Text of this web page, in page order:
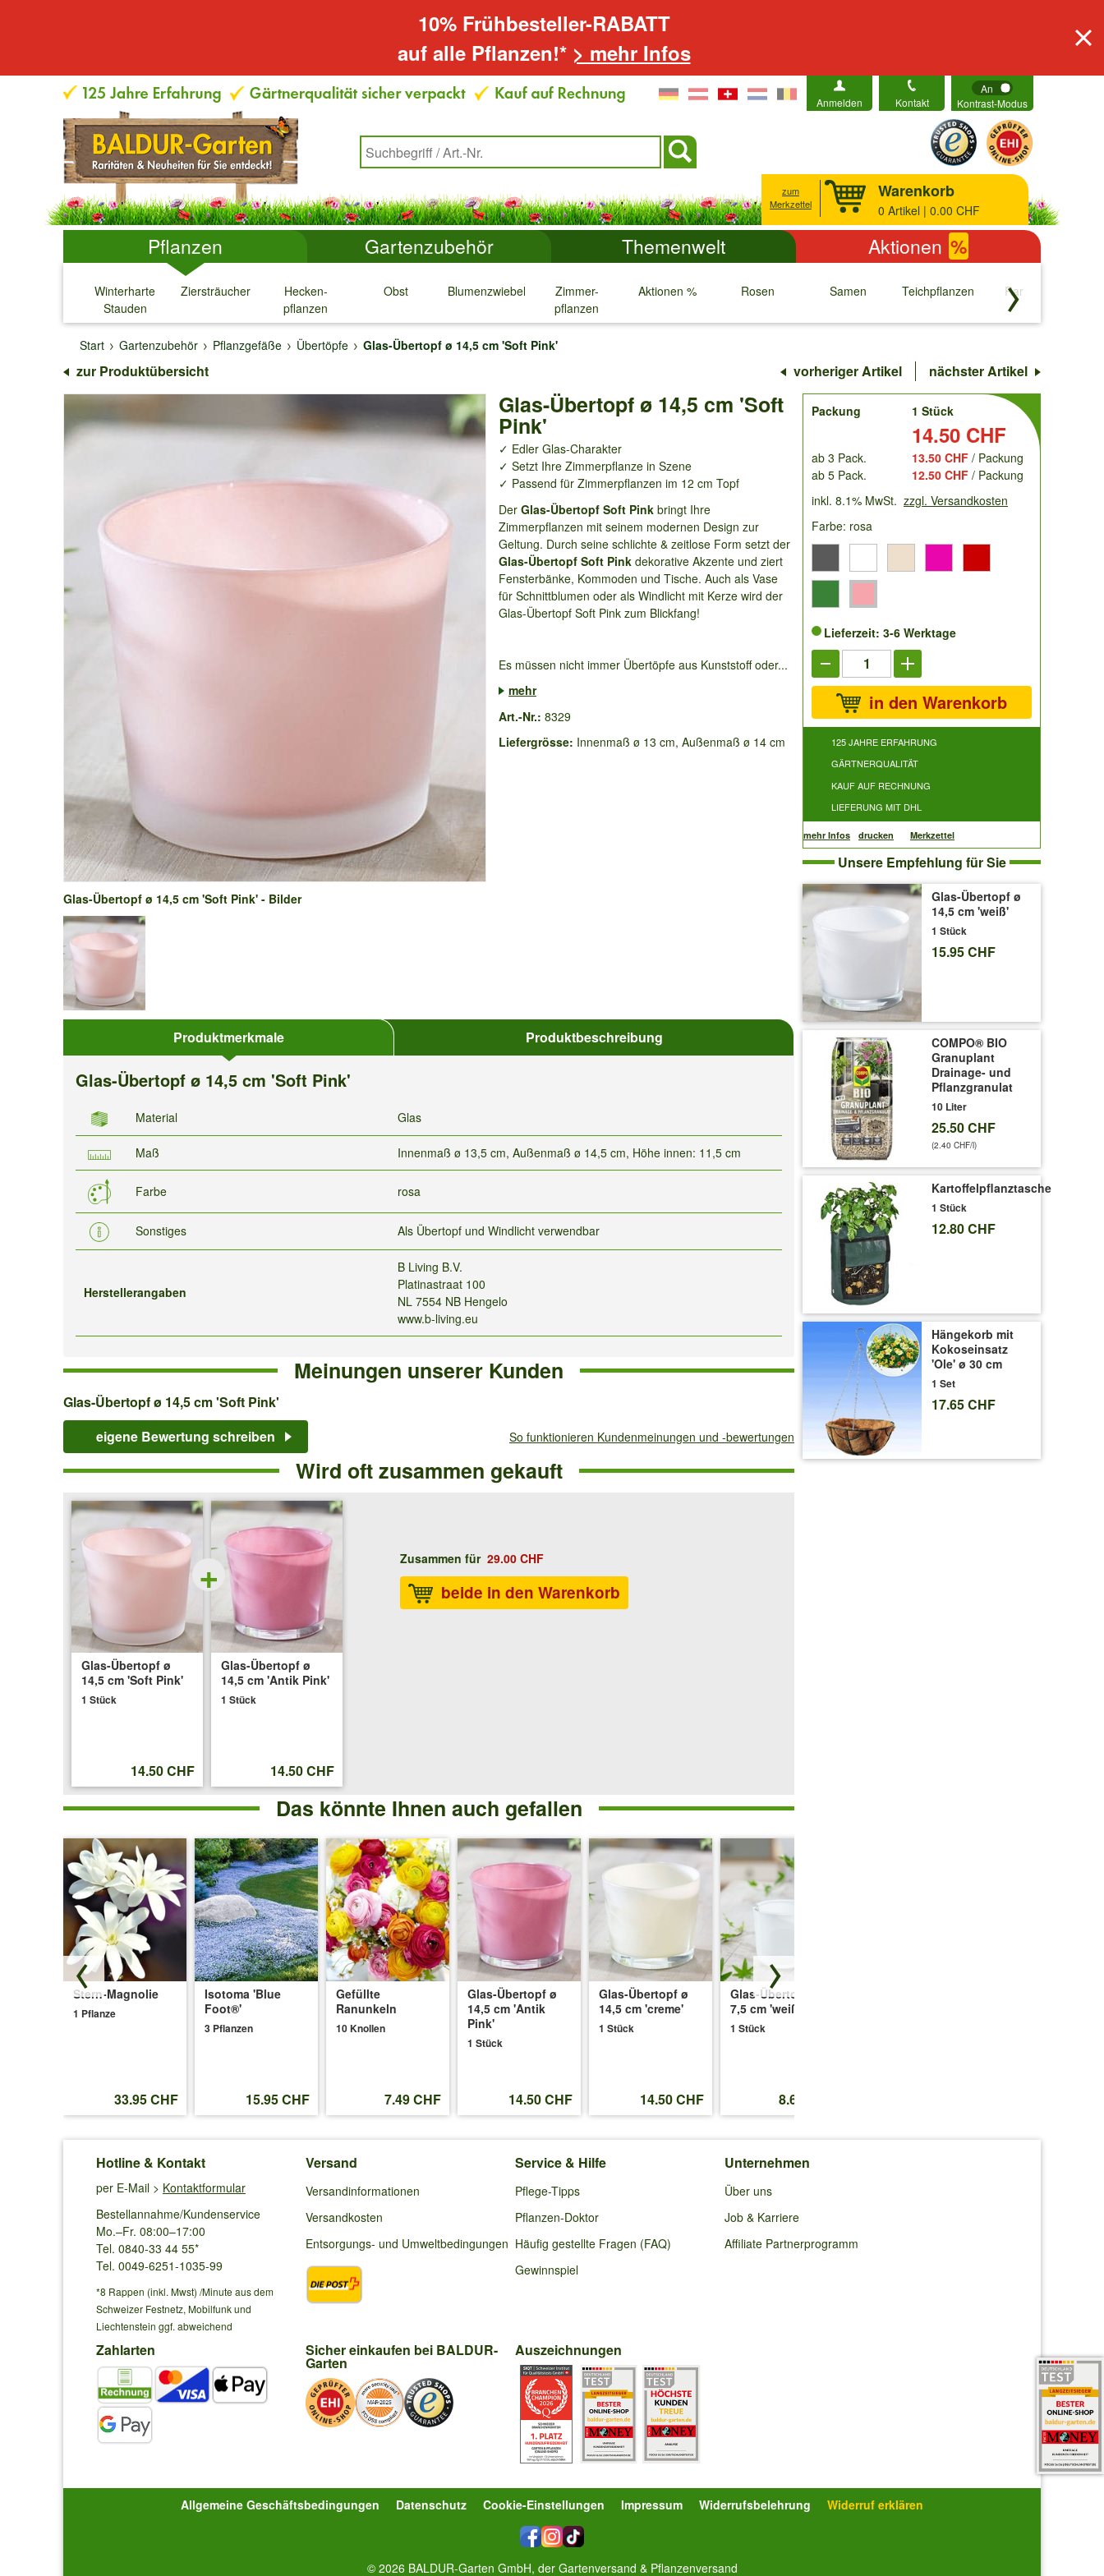
10% Frühbesteller-RABATT
auf alle Pflanzen!* > mehr Infos
Anmelden Kontakt
An
Kontrast-Modus
zum
Merkzettel
Warenkorb
0 Artikel | 0.00 CHF
Pflanzen Gartenzubehör Themenwelt Aktionen %
Winterharte
Stauden
↓
Ziersträucher
↓
Hecken-
pflanzen
↓
Obst
↓
Blumenzwiebeln
↓
Zimmer-
pflanzen
↓
Aktionen %
↓
Rosen
↓
Samen
↓
Teichpflanzen
↓
Raritäten
↓
Start
Gartenzubehör Pflanzgefäße Übertöpfe Glas-Übertopf ø 14,5 cm 'Soft Pink'
zur Produktübersicht vorheriger Artikel nächster Artikel
Glas-Übertopf ø 14,5 cm 'Soft
Pink'
✓ Edler Glas-Charakter
✓ Setzt Ihre Zimmerpflanze in Szene
✓ Passend für Zimmerpflanzen im 12 cm Topf
Der Glas-Übertopf Soft Pinkbringt Ihre
Zimmerpflanzen mit seinem modernen Design zur
Geltung. Durch seine schlichte & zeitlose Form setzt der
Glas-Übertopf Soft Pink dekorative Akzente und ziert
Fensterbänke, Kommoden und Tische. Auch als Vase
für Schnittblumen oder als Windlicht mit Kerze wird der
Glas-Übertopf Soft Pink zum Blickfang!
Es müssen nicht immer Übertöpfe aus Kunststoff oder...
mehr
Art.-Nr.: 8329
Liefergrösse: Innenmaß ø 13 cm, Außenmaß ø 14 cm
Glas-Übertopf ø 14,5 cm 'Soft Pink' - Bilder
Produktmerkmale Produktbeschreibung
Glas-Übertopf ø 14,5 cm 'Soft Pink'
Material Glas
Maß Innenmaß ø 13,5 cm, Außenmaß ø 14,5 cm, Höhe innen: 11,5 cm
Farbe rosa
Sonstiges Als Übertopf und Windlicht verwendbar
Herstellerangaben
B Living B.V.
Platinastraat 100
NL 7554 NB Hengelo
www.b-living.eu
Meinungen unserer Kunden
Glas-
Übertopf
ø
cm
'Soft
Pink'
Glas-Übertopf ø 14,5 cm 'Soft Pink'
eigene Bewertung schreiben
So funktionieren Kundenmeinungen und -bewertungen
Wird oft zusammen gekauft
Glas-Übertopf ø
14,5 cm 'Soft Pink'
1 Stück
14.50 CHF
+
Glas-Übertopf ø
14,5 cm 'Antik Pink'
1 Stück
14.50 CHF
Zusammen für 29.00 CHF
beide in den Warenkorb
Das könnte Ihnen auch gefallen
Stern-Magnolie
1 Pflanze
33.95 CHF
Isotoma 'Blue
Foot®'
3 Pflanzen
15.95 CHF
Gefüllte
Ranunkeln
10 Knollen
7.49 CHF
Glas-Übertopf ø
14,5 cm 'Antik
Pink'
1 Stück
14.50 CHF
Glas-Übertopf ø
14,5 cm 'creme'
1 Stück
14.50 CHF
Glas-Übertopf ø
7,5 cm 'weiß'
1 Stück
8.65 CHF
order
Packung
1 Stück
14.50 CHF
ab 3 Pack. 13.50 CHF / Packung
ab 5 Pack.
12.50 CHF / Packung
inkl. 8.1% MwSt. zzgl. Versandkosten
Farbe: rosa
Lieferzeit: 3-6 Werktage
in den Warenkorb
125 JAHRE ERFAHRUNG
GÄRTNERQUALITÄT
KAUF AUF RECHNUNG
LIEFERUNG MIT DHL
mehr Infos drucken Merkzettel
Unsere Empfehlung für Sie
Glas-Übertopf ø
14,5 cm 'weiß'
1 Stück
15.95 CHF
COMPO® BIO
Granuplant
Drainage- und
Pflanzgranulat
10 Liter
25.50 CHF
(2.40 CHF/l)
Kartoffelpflanztasche
1 Stück
12.80 CHF
Hängekorb mit
Kokoseinsatz
'Ole' ø 30 cm
1 Set
17.65 CHF
Hotline & Kontakt
per E-Mail > Kontaktformular
Bestellannahme/Kundenservice
Mo.–Fr. 08:00–17:00
Tel. 0840-33 44 55*
Tel. 0049-6251-1035-99
*8 Rappen (inkl. Mwst) /Minute aus dem
Schweizer Festnetz, Mobilfunk und
Liechtenstein ggf. abweichend
Versand
Versandinformationen
Versandkosten
Entsorgungs- und Umweltbedingungen
Service & Hilfe
Pflege-Tipps
Pflanzen-Doktor
Häufig gestellte Fragen (FAQ)
Gewinnspiel
Unternehmen
Über uns
Job & Karriere
Affiliate Partnerprogramm
Zahlarten Sicher einkaufen bei BALDUR-
Garten
Auszeichnungen
Allgemeine Geschäftsbedingungen Datenschutz Cookie-Einstellungen Impressum Widerrufsbelehrung Widerruf erklären
© 2026 BALDUR-Garten GmbH, der Gartenversand & Pflanzenversand